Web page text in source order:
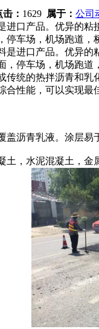
击： 1629 属于： 公司
口产品。优异的
车场，机场跑道，
进口产品。优异
停车场，机场跑
统的热拌沥青和
性能，可以实现
青乳液。涂层易
水泥混凝土，金